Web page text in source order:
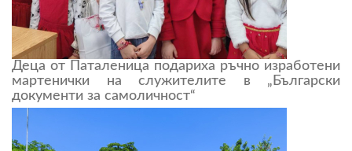
Деца от Паталеница подариха ръчно изработени
мартенички на служителите в „Български
документи за самоличност“